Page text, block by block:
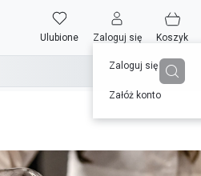
Ulubione Zaloguj się
Zaloguj się
Załóż konto
Koszyk